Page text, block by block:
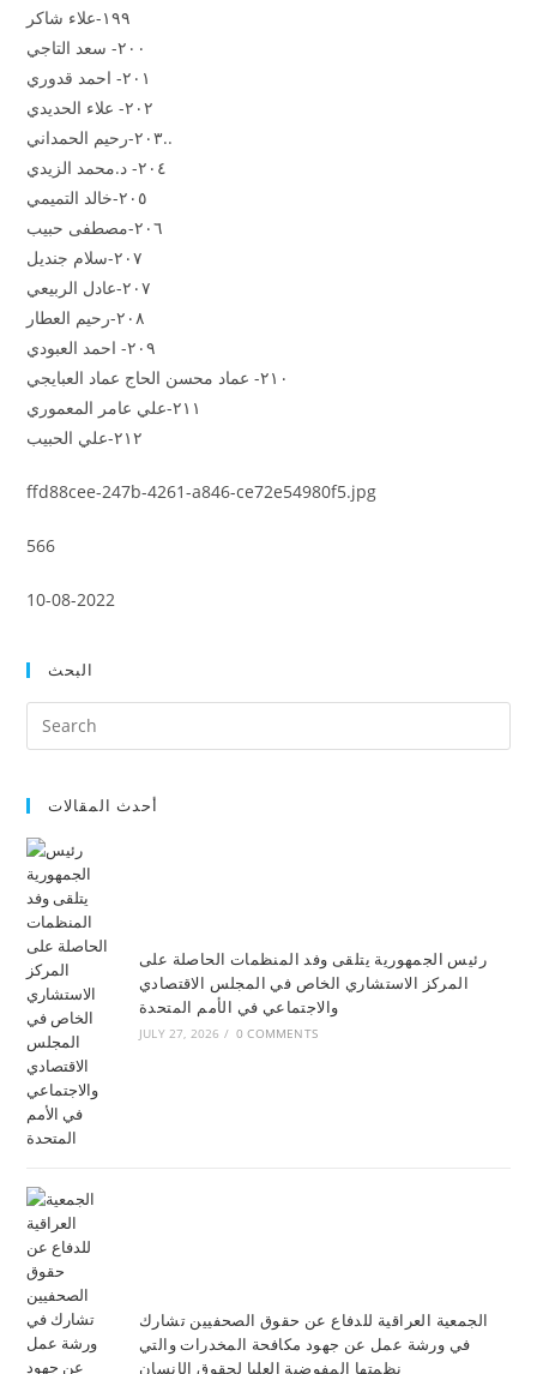
١٩٩-علاء شاكر
٢٠٠- سعد التاجي
٢٠١- احمد قدوري
٢٠٢- علاء الحديدي
٢٠٣-رحيم الحمداني..
٢٠٤- د.محمد الزيدي
٢٠٧-سلام جنديل
٢٠٧-عادل الربيعي
٢٠٨-رحيم العطار
٢٠٩- احمد العبودي
٢١١-علي عامر المعموري
٢١٢-علي الحبيب
ffd88cee-247b-4261-a846-ce72e54980f5.jpg
566
10-08-2022
البحث
أحدث المقالات
رئيس الجمهورية يتلقى وفد المنظمات الحاصلة على
المركز الاستشاري الخاص في المجلس الاقتصادي
والاجتماعي في الأمم المتحدة
JULY 27, 2026 / 0 COMMENTS
الجمعية العراقية للدفاع عن حقوق الصحفيين تشارك
في ورشة عمل عن جهود مكافحة المخدرات والتي